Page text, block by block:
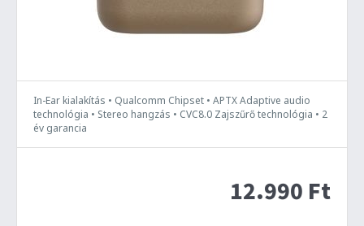
In-Ear kialakítás • Qualcomm Chipset • APTX Adaptive audio
technológia • Stereo hangzás • CVC8.0 Zajszűrő technológia • 2
év garancia
12.990 Ft